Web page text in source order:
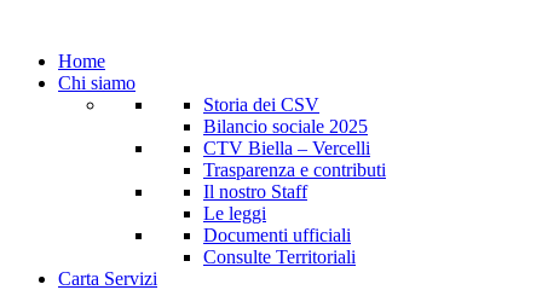
Home
Chi siamo
Storia dei CSV
Bilancio sociale 2025
CTV Biella – Vercelli
Trasparenza e contributi
Il nostro Staff
Le leggi
Documenti ufficiali
Consulte Territoriali
Carta Servizi